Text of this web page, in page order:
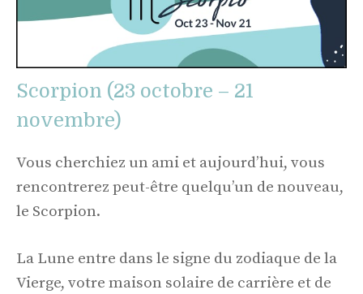
Scorpion (23 octobre – 21
novembre)
Vous cherchiez un ami et aujourd’hui, vous
rencontrerez peut-être quelqu’un de nouveau,
le Scorpion.
La Lune entre dans le signe du zodiaque de la
Vierge, votre maison solaire de carrière et de